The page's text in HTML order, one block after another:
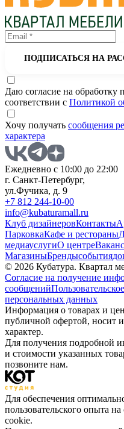
ПОДПИСАТЬСЯ НА
Даю согласие на обработку
соответствии с Политикой
Хочу получать сообщения
характера
Ежедневно с 10:00 до 22:00
г. Санкт-Петербург,
ул.Фучика, д. 9
+7 812 244-10-00
info@kubaturamall.ru
Клуб дизайнеровКонтакты
ПарковкаКафе и рестораны
медиауслугиО центре
МагазиныБрендысобытия
© 2026 Кубатура. Квартал
Согласие на получение
сообщений
персональных данных
Информация о товарах и
публичной офертой, носит
характер.
Для получения подробной
и стоимости указанных
позвоните нам.
Для обеспечения
пользовательского опыта
cookie.